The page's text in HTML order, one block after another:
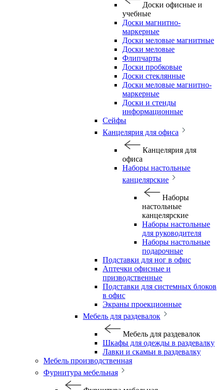
Доски офисные и
учебные
Доски магнитно-
маркерные
Доски меловые магнитные
Доски меловые
Флипчарты
Доски пробковые
Доски стеклянные
Доски меловые магнитно-
маркерные
Доски и стенды
информационные
Сейфы
Канцелярия для офиса
Канцелярия для
офиса
Наборы настольные
канцелярские
Наборы
настольные
канцелярские
Наборы настольные
для руководителя
Наборы настольные
подарочные
Подставки для ног в офис
Аптечки офисные и
призводственные
Подставки для системных блоков
в офис
Экраны проекционные
Мебель для раздевалок
Мебель для раздевалок
Шкафы для одежды в раздевалку
Лавки и скамьи в раздевалку
Мебель производственная
Фурнитура мебельная